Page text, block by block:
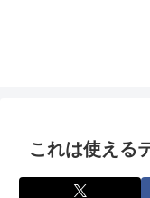
これは使える